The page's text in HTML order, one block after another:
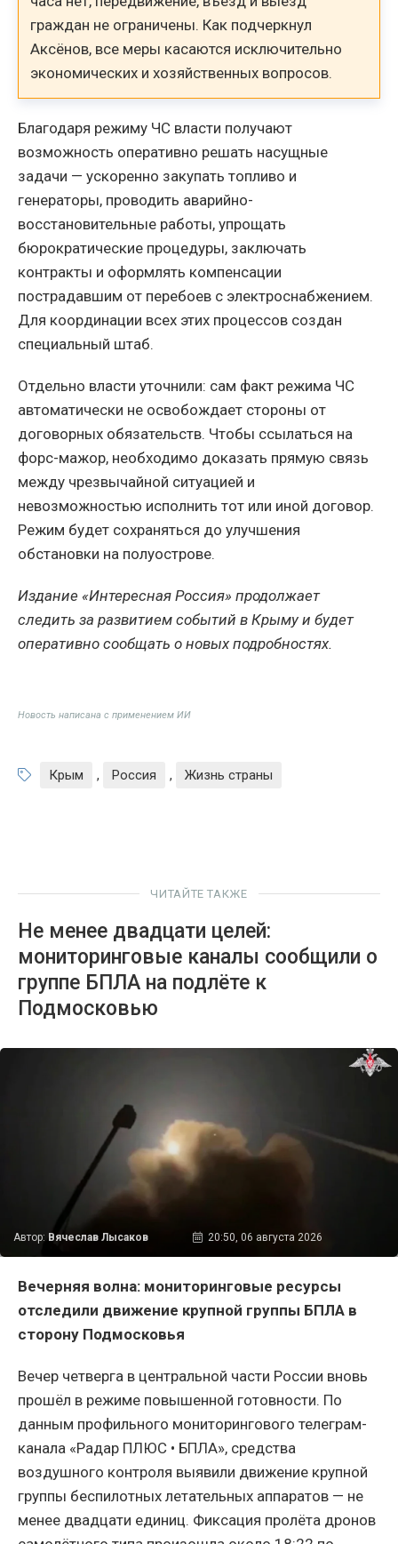
граждан не ограничены. Как подчеркнул
Аксёнов, все меры касаются исключительно
экономических и хозяйственных вопросов.
Благодаря режиму ЧС власти получают
возможность оперативно решать насущные
задачи — ускоренно закупать топливо и
генераторы, проводить аварийно-
восстановительные работы, упрощать
бюрократические процедуры, заключать
контракты и оформлять компенсации
пострадавшим от перебоев с электроснабжением.
Для координации всех этих процессов создан
специальный штаб.
Отдельно власти уточнили: сам факт режима ЧС
автоматически не освобождает стороны от
договорных обязательств. Чтобы ссылаться на
форс-мажор, необходимо доказать прямую связь
между чрезвычайной ситуацией и
невозможностью исполнить тот или иной договор.
Режим будет сохраняться до улучшения
обстановки на полуострове.
Издание «Интересная Россия» продолжает
следить за развитием событий в Крыму и будет
оперативно сообщать о новых подробностях.
Новость написана с применением ИИ
Крым , Россия , Жизнь страны
ЧИТАЙТЕ ТАКЖЕ
Не менее двадцати целей:
мониторинговые каналы сообщили о
группе БПЛА на подлёте к
Подмосковью
Автор: Вячеслав Лысаков 20:50, 06 августа 2026
Вечерняя волна: мониторинговые ресурсы
отследили движение крупной группы БПЛА в
сторону Подмосковья
Вечер четверга в центральной части России вновь
прошёл в режиме повышенной готовности. По
данным профильного мониторингового телеграм-
канала «Радар ПЛЮС • БПЛА», средства
воздушного контроля выявили движение крупной
группы беспилотных летательных аппаратов — не
менее двадцати единиц. Фиксация пролёта дронов